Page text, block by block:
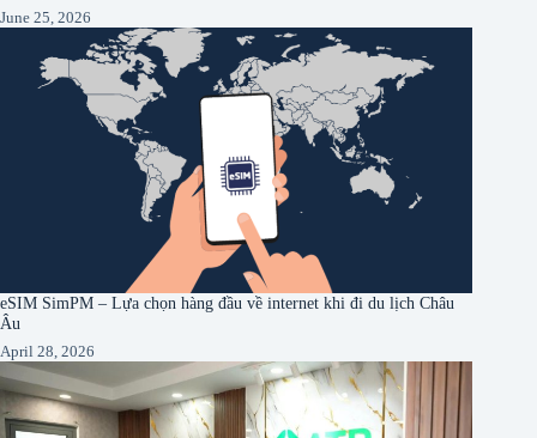
June 25, 2026
eSIM SimPM – Lựa chọn hàng đầu về internet khi đi du lịch Châu
Âu
April 28, 2026